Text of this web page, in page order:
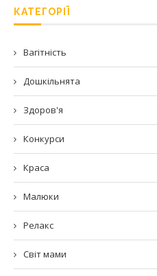
КАТЕГОРІЇ
Вагітність
Дошкільнята
Здоров'я
Конкурси
Краса
Малюки
Релакс
Світ мами